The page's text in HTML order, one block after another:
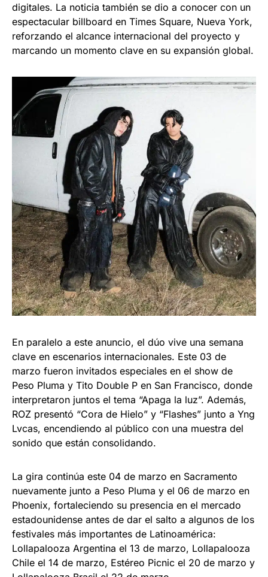
digitales. La noticia también se dio a conocer con un
espectacular billboard en Times Square, Nueva York,
reforzando el alcance internacional del proyecto y
marcando un momento clave en su expansión global.
En paralelo a este anuncio, el dúo vive una semana
clave en escenarios internacionales. Este 03 de
marzo fueron invitados especiales en el show de
Peso Pluma y Tito Double P en San Francisco, donde
interpretaron juntos el tema “Apaga la luz”. Además,
ROZ presentó “Cora de Hielo” y “Flashes” junto a Yng
Lvcas, encendiendo al público con una muestra del
sonido que están consolidando.
La gira continúa este 04 de marzo en Sacramento
nuevamente junto a Peso Pluma y el 06 de marzo en
Phoenix, fortaleciendo su presencia en el mercado
estadounidense antes de dar el salto a algunos de los
festivales más importantes de Latinoamérica:
Lollapalooza Argentina el 13 de marzo, Lollapalooza
Chile el 14 de marzo, Estéreo Picnic el 20 de marzo y